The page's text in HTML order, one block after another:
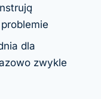
dla
zwykle